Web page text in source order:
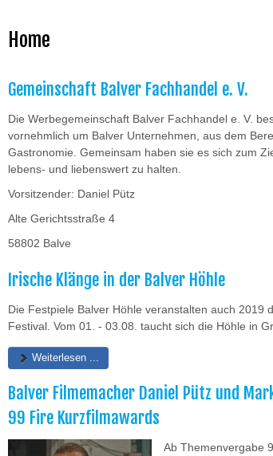
Home
Gemeinschaft Balver Fachhandel e. V.
Die Werbegemeinschaft Balver Fachhandel e. V.
vornehmlich um Balver Unternehmen, aus dem
Gastronomie. Gemeinsam haben sie es sich zum
lebens- und liebenswert zu halten.
Vorsitzender: Daniel Pütz
Alte Gerichtsstraße 4
58802 Balve
Irische Klänge in der Balver Höhle
Die Festpiele Balver Höhle veranstalten auch 2019
Festival. Vom 01. - 03.08. taucht sich die Höhle in
Weiterlesen ...
Balver Filmemacher Daniel Pütz und
99 Fire Kurzfilmawards
Ab Themenvergabe